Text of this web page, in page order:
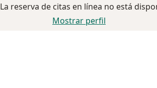
La reserva de citas en línea no está
Mostrar perfil